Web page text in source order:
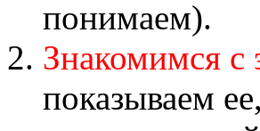
понимаем).
Знакомимся с
показываем